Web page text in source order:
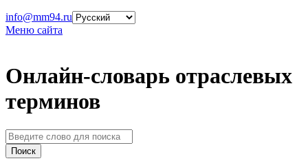
info@mm94.ru
Меню сайта
Онлайн-словарь отраслевых
терминов